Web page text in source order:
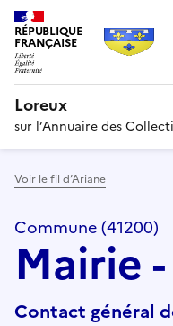
RÉPUBLIQUE
FRANÇAISE
Loreux
sur l’Annuaire des
Voir le fil d’Ariane
Commune (41200)
Mairie
Contact général